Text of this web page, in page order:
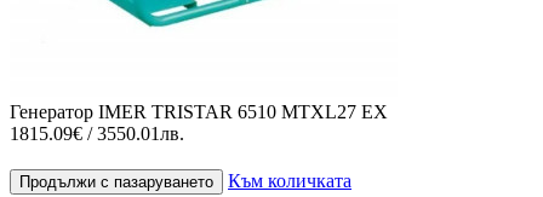
Генератор IMER TRISTAR 6510 MTXL27 EX
1815.09€ / 3550.01лв.
Продължи с пазаруването Към количката